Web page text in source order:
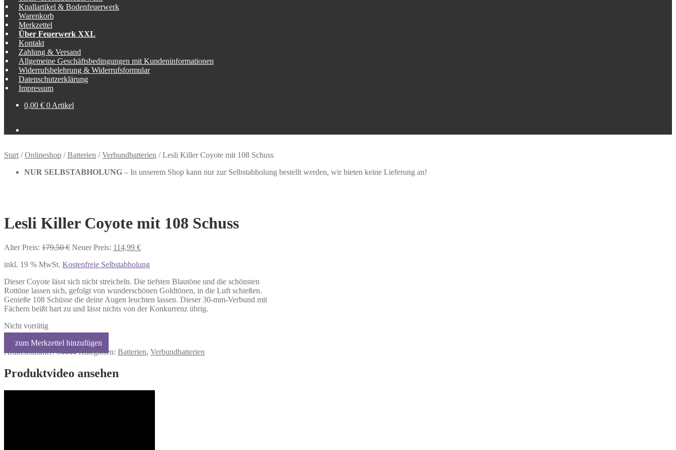
Knallartikel & Bodenfeuerwerk
Warenkorb
Merkzettel
Über Feuerwerk XXL
Kontakt
Zahlung & Versand
Allgemeine Geschäftsbedingungen mit Kundeninformationen
Widerrufsbelehrung & Widerrufsformular
Datenschutzerklärung
Impressum
0,00 € 0 Artikel
Start /Onlineshop /Batterien /Verbundbatterien /Lesli Killer Coyote mit 108 Schuss
NUR SELBSTABHOLUNG – In unserem Shop kann nur zur Selbstabholung bestellt werden, wir bieten keine Lieferung an!
Lesli Killer Coyote mit 108 Schuss
Alter Preis: 179,50€ Ursprünglicher
war:
Neuer Preis: 114,99 €Aktueller
ist:
inkl. 19 % MwSt. Kostenfreie Selbstabholung
Dieser Coyote lässt sich nicht streicheln. Die tiefsten Blautöne und die schönsten
Rottöne lassen sich, gefolgt von wunderschönen Goldtönen, in die Luft schießen.
Genieße 108 Schüsse die deine Augen leuchten lassen. Dieser 30-mm-Verbund mit
Fächern beißt hart zu und lässt nichts von der Konkurrenz übrig.
Nicht vorrätig
Artikelnummer:04444 Kategorien: Batterien, Verbundbatterien
Produktvideo ansehen